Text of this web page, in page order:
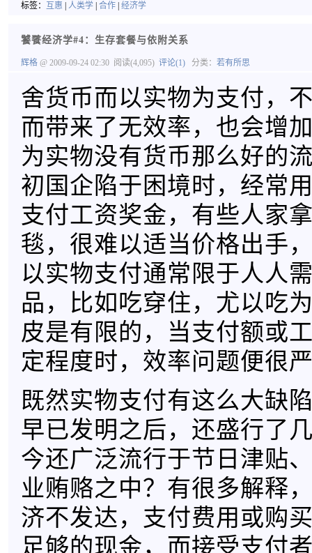
标签： 互惠 人类学 合作 经济学
饕餮经济学#4：生存套餐与依附关系
辉格 @ 2009-09-24 02:30 阅读(4,095) 评论(1) 分类： 若有所思
舍货币而以实物为支付，
而带来了无效率，也会增
为实物没有货币那么好的
初国企陷于困境时，经常
支付工资奖金，有些人家
毯，很难以适当价格出手
以实物支付通常限于人人
品，比如吃穿住，尤以吃
皮是有限的，当支付额或
定程度时，效率问题便很
既然实物支付有这么大缺
早已发明之后，还盛行了
今还广泛流行于节日津贴
业贿赂之中？有很多解释
济不发达，支付费用或购
足够的现金，而接受支付